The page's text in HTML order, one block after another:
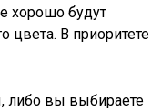
хорошо будут
цвета. В приоритете
либо вы выбираете